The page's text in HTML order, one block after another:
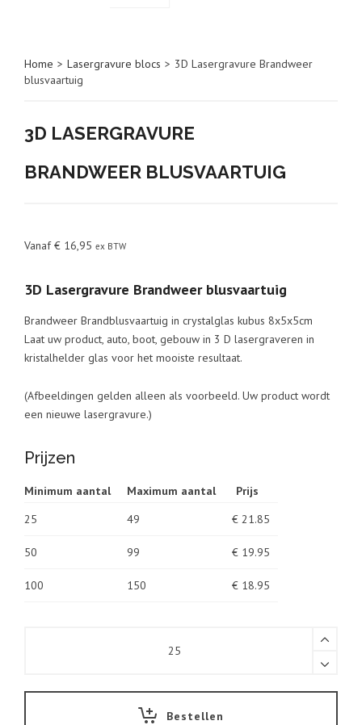
Home > Lasergravure blocs > 3D Lasergravure Brandweer
blusvaartuig
3D LASERGRAVURE
BRANDWEER BLUSVAARTUIG
Vanaf€ 16,95 ex BTW
3D Lasergravure Brandweer blusvaartuig
Brandweer Brandblusvaartuig in crystalglas kubus 8x5x5cm
Laat uw product, auto, boot, gebouw in 3 D lasergraveren in
kristalhelder glas voor het mooiste resultaat.
(Afbeeldingen gelden alleen als voorbeeld. Uw product wordt
een nieuwe lasergravure.)
Prijzen
Minimum aantal Maximum aantal
Prijs
25
49 € 21.85
50 99 € 19.95
100 150 € 18.95
Bestellen